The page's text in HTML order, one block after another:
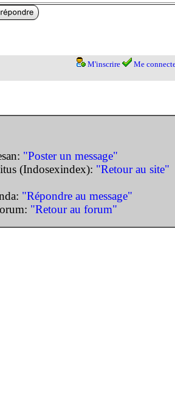
M'inscrire Me
"Poster un message"
(Indosexindex): "Retour au site"
"Répondre au message"
"Retour au forum"